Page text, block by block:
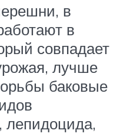
в
в
совпадает
лучше
баковые
лепидоцида,